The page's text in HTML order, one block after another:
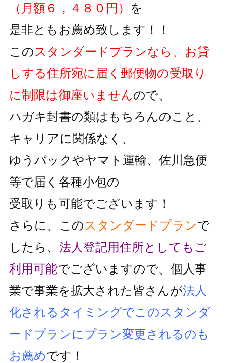
（月額６，４８０円） を
是非ともお薦め致します！！
この スタンダードプランなら、お貸
しする住所宛に届く郵便物の受取り
に制限は御座いませんので、
ハガキ封書の類はもちろんのこと、
キャリアに関係なく、
ゆうパックやヤマト運輸、佐川急便
等で届く各種小包の
受取りも可能でございます！
さらに、この スタンダードプランで
したら、 法人登記用住所としても ご
利用可能でございますので、個人事
業で事業を拡大された皆さんが法人
化されるタイミングでこのスタンダ
ードプランにプラン変更されるのも
お薦めです！